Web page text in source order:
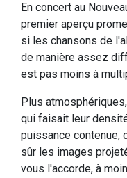
En concert au
premier aperçu
si les chansons de
de manière assez
est pas moins à
Plus
qui faisait leur
puissance contenue,
sûr les images
vous l'accorde, à